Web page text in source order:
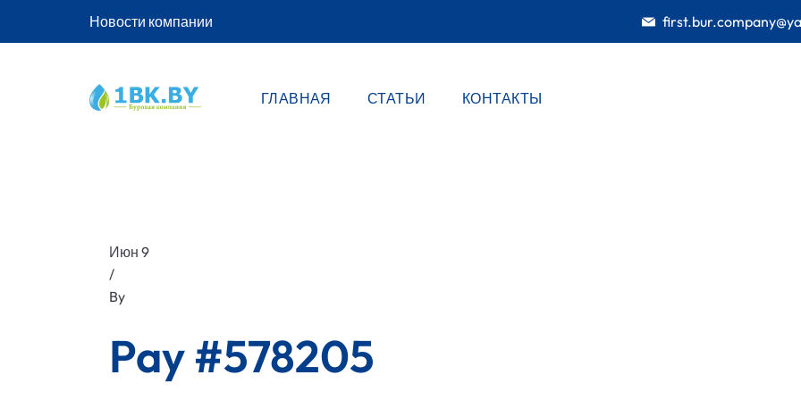
Новости компании
ГЛАВНАЯ СТАТЬИ КОНТАКТЫ
Июн 9
/
By
Pay #578205